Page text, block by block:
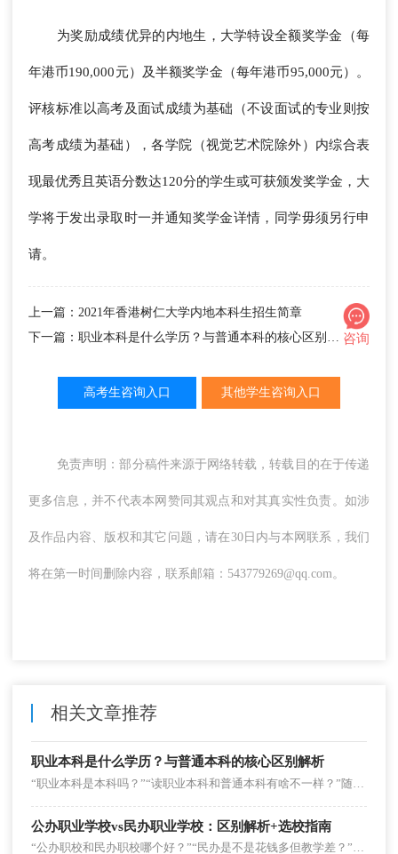
为奖励成绩优异的内地生，大学特设全额奖学金（每
年港币190,000元）及半额奖学金（每年港币95,000元）。
评核标准以高考及面试成绩为基础（不设面试的专业则按
高考成绩为基础），各学院（视觉艺术院除外）内综合表
现最优秀且英语分数达120分的学生或可获颁发奖学金，大
学将于发出录取时一并通知奖学金详情，同学毋须另行申
请。
上一篇：2021年香港树仁大学内地本科生招生简章
下一篇：职业本科是什么学历？与普通本科的核心区别解析 咨询
高考生咨询入口 其他学生咨询入口
免责声明：部分稿件来源于网络转载，转载目的在于传递
更多信息，并不代表本网赞同其观点和对其真实性负责。如涉
及作品内容、版权和其它问题，请在30日内与本网联系，我们
将在第一时间删除内容，联系邮箱：543779269@qq.com。
相关文章推荐
职业本科是什么学历？与普通本科的核心区别解析
公办职业学校vs民办职业学校：区别解析+选校指南
“公办职校和民办职校哪个好？”“民办是不是花钱多但教学差？”这是家长和学生选职业学校时的高频疑问。其实二者没有绝对的“优劣之分”，但在办学主体、学费、专业特色等方面差异显着，适配不同需求的学生。